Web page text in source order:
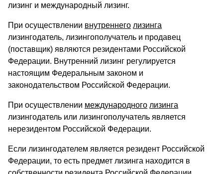
лизинг и международный лизинг.
При осуществлении внутреннего лизинга
лизингодатель, лизингополучатель и продавец
(поставщик) являются резидентами Российской
Федерации. Внутренний лизинг регулируется
настоящим Федеральным законом и
законодательством Российской Федерации.
При осуществлении международного лизинга
лизингодатель или лизингополучатель является
нерезидентом Российской Федерации.
Если лизингодателем является резидент Российской
Федерации, то есть предмет лизинга находится в